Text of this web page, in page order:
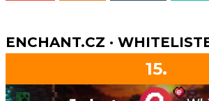
ENCHANT.CZ ·
15.